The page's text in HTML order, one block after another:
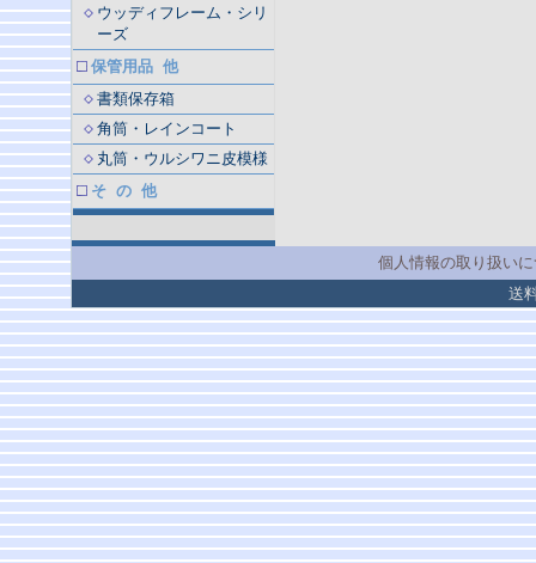
ウッディフレーム・シリ
ーズ
保管用品 他
書類保存箱
角筒・レインコート
丸筒・ウルシワニ皮模様
そ の 他
個人情報の取り扱い
送